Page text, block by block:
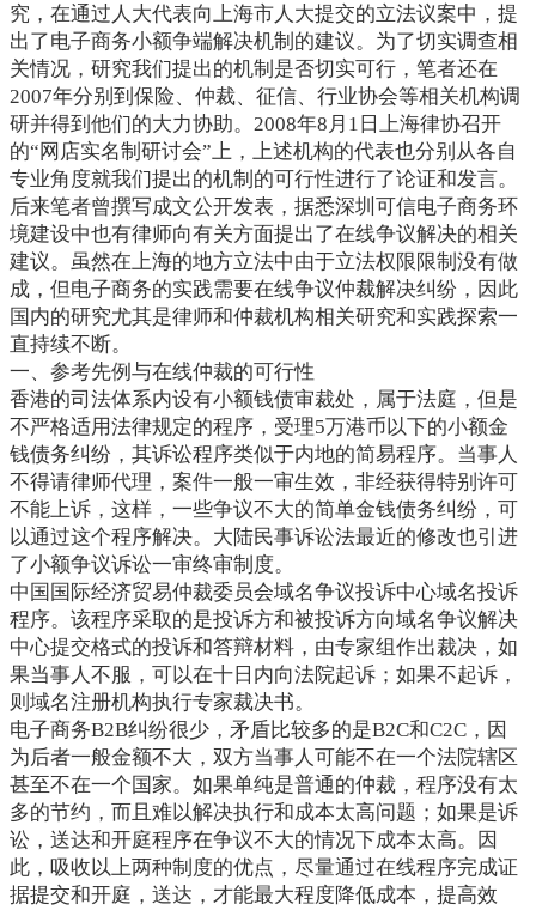
究，在通过人大代表向上海市人大提交的立法议案中，提
出了电子商务小额争端解决机制的建议。为了切实调查相
关情况，研究我们提出的机制是否切实可行，笔者还在
2007年分别到保险、仲裁、征信、行业协会等相关机构调
研并得到他们的大力协助。2008年8月1日上海律协召开
的“网店实名制研讨会”上，上述机构的代表也分别从各自
专业角度就我们提出的机制的可行性进行了论证和发言。
后来笔者曾撰写成文公开发表，据悉深圳可信电子商务环
境建设中也有律师向有关方面提出了在线争议解决的相关
建议。虽然在上海的地方立法中由于立法权限限制没有做
成，但电子商务的实践需要在线争议仲裁解决纠纷，因此
国内的研究尤其是律师和仲裁机构相关研究和实践探索一
直持续不断。
一、参考先例与在线仲裁的可行性
香港的司法体系内设有小额钱债审裁处，属于法庭，但是
不严格适用法律规定的程序，受理5万港币以下的小额金
钱债务纠纷，其诉讼程序类似于内地的简易程序。当事人
不得请律师代理，案件一般一审生效，非经获得特别许可
不能上诉，这样，一些争议不大的简单金钱债务纠纷，可
以通过这个程序解决。大陆民事诉讼法最近的修改也引进
了小额争议诉讼一审终审制度。
中国国际经济贸易仲裁委员会域名争议投诉中心域名投诉
程序。该程序采取的是投诉方和被投诉方向域名争议解决
中心提交格式的投诉和答辩材料，由专家组作出裁决，如
果当事人不服，可以在十日内向法院起诉；如果不起诉，
则域名注册机构执行专家裁决书。
电子商务B2B纠纷很少，矛盾比较多的是B2C和C2C，因
为后者一般金额不大，双方当事人可能不在一个法院辖区
甚至不在一个国家。如果单纯是普通的仲裁，程序没有太
多的节约，而且难以解决执行和成本太高问题；如果是诉
讼，送达和开庭程序在争议不大的情况下成本太高。因
此，吸收以上两种制度的优点，尽量通过在线程序完成证
据提交和开庭，送达，才能最大程度降低成本，提高效